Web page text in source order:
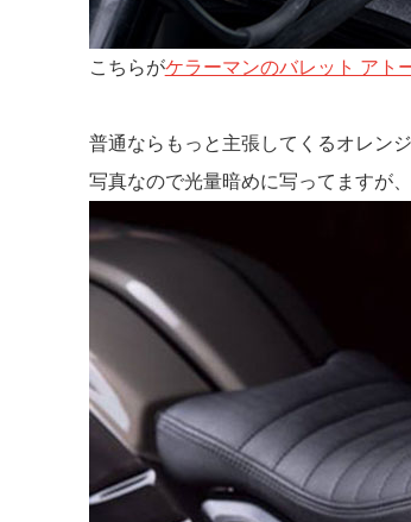
こちらがケラーマンのバレット アト
普通ならもっと主張してくるオレン
写真なので光量暗めに写ってますが、